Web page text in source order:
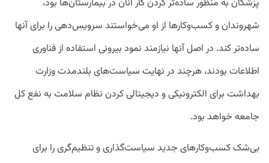
پزشکان به منظور ساده‌تر کردن کار آنان در بیمارستان‌ها بود،
شهروندان و کسب‌وکارها از او می‌خواستند سرویس‌دهی را برای آنها
ساده‌تر کند. در اصل آنها نیازمند نمود بیرونی استفاده از فناوری
اطلاعات بودند، هرچند در نهایت سیاست‌های بلندمدت وزارت
بهداشت برای الکترونیکی و دیجیتالی کردن نظام سلامت به نفع کل
جامعه خواهد بود.
بی‌شک کسب‌وکارهای جدید سیاست‌گذاری و تنظیم‌گری را برای